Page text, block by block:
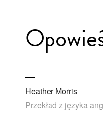
Heather Morris
Przekład z języka